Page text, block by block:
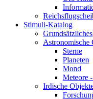
Stimuli-Katalog
Grundsätzliches
Astronomische
Sterne
Planeten
Mond
Meteore
Irdische